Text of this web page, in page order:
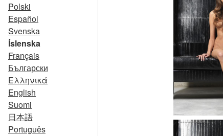
Polski
Español
Svenska
Íslenska
Français
Български
Ελληνικά
English
Suomi
日本語
Português